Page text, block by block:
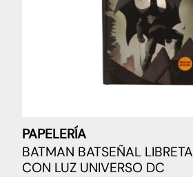
PAPELERÍA
BATMAN BATSEÑAL LIBRETA
CON LUZ UNIVERSO DC